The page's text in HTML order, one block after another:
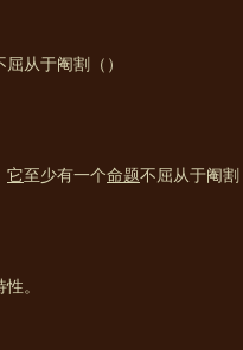
屈从于阉割（ ）
它至少有一个命题不屈从于阉割
。